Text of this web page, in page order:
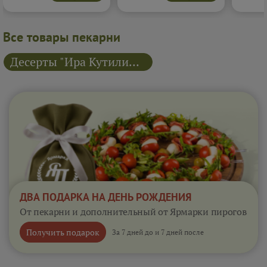
Все товары пекарни
Десерты "Ира Кутилина"
ДВА ПОДАРКА НА ДЕНЬ РОЖДЕНИЯ
От пекарни и дополнительный от Ярмарки пирогов
Получить подарок За 7 дней до и 7 дней после